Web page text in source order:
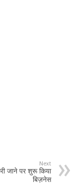
Next
जाने पर शुरू किया
बिज़नेस